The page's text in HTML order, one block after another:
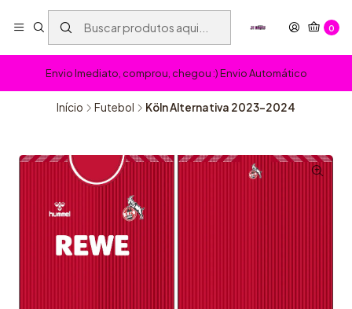
0
Envio Imediato, comprou, chegou :) Envio Automático
Início Futebol Köln Alternativa 2023-2024